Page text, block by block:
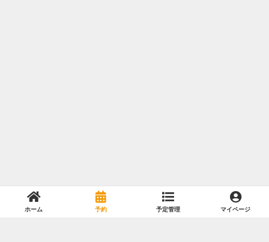
ホーム 予約 予定管理 マイページ